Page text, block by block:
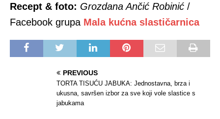
Recept & foto: Grozdana Ančić Robinić /
Facebook grupa Mala kućna slastičarnica
PREVIOUS
TORTA TISUĆU JABUKA: Jednostavna, brza i
ukusna, savršen izbor za sve koji vole slastice s
jabukama